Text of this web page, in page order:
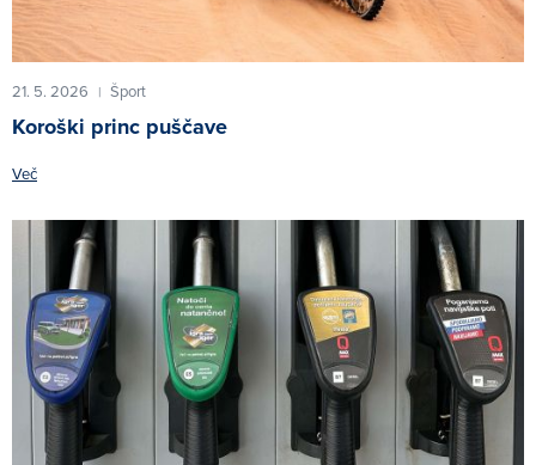
21. 5. 2026 | Šport
Koroški princ puščave
Več